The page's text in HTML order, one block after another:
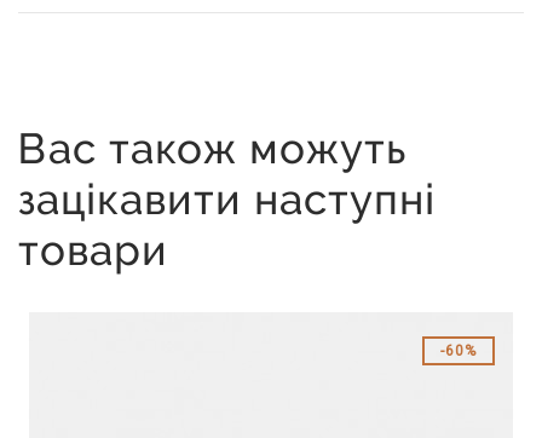
Вас також можуть
зацікавити наступні
товари
60%